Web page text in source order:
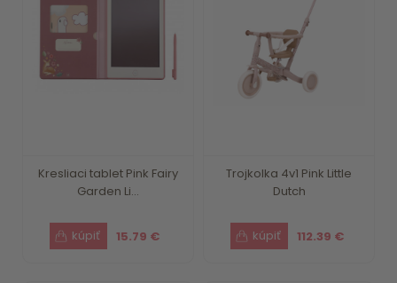
Kresliaci tablet Pink Fairy
Garden Li...
15.79 €
Trojkolka 4v1 Pink Little
Dutch
112.39 €